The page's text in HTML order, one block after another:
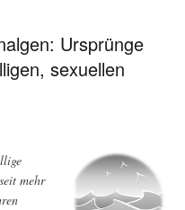
–
heterogene
Katalyse
Ursprünge
sexuellen
mehr